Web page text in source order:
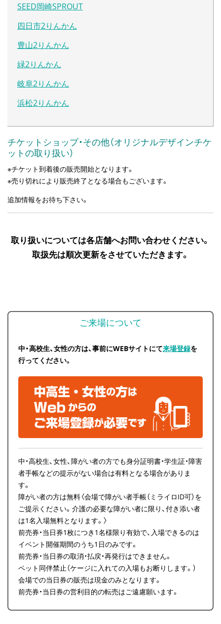
SEED岡崎SPROUT
四日市2りんかん
豊山2りんかん
緑2りんかん
岐阜2りんかん
浜松2りんかん
チケットショップ・その他（オリジナルデザインチケ
ットの取り扱い）
※チケット到着後の販売開始となります。
※売り切れにより販売終了となる場合もございます。
追加情報をお待ち下さい。
取り扱いについては各店舗へお問い合わせください。
取扱先は順次更新をさせていただきます。
ご来場について
中・高校生、女性の方は、事前にWEBサイトにて来場登録を
行ってください。
中・高校生、女性、障がい者の方でも身分証明書・学生証・障害
者手帳などの提示がない場合は有料となる場合がありま
す。
障がい者の方は無料〈会場で障がい者手帳（ミライロID可）を
ご提示ください。介護の必要な障がい者に限り、付き添い者
は1名入場無料となります。〉
前売券・当日券1枚につき1名様限り有効で、入場できるのは
イベント開催期間のうち1日のみです。
前売券・当日券の取消・払戻・再発行はできません。
ペット同伴禁止（ケージに入れての入場もお断りします。）
会場での当日券の販売は現金のみとなります。
前売券・当日券の営利目的の転売はご遠慮願います。